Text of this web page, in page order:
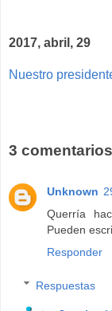
2017, abril, 29
Nuestro
3
Unknown
Querría
Pueden
Responder
Respuestas